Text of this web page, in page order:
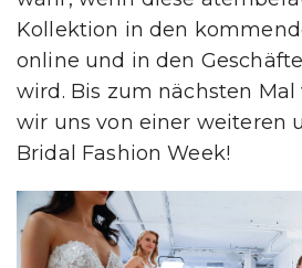
Kollektion in den
online und in den
wird. Bis zum nächsten Mal
wir uns von einer weiteren
Bridal Fashion Week!